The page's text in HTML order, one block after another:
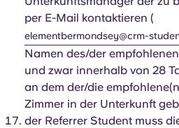
per E-Mail kontaktieren (
elementbermondsey@crm-
Namen des/der
und zwar innerhalb von 28
an dem der/die
Zimmer in der Unterkunft
der Referrer Student muss